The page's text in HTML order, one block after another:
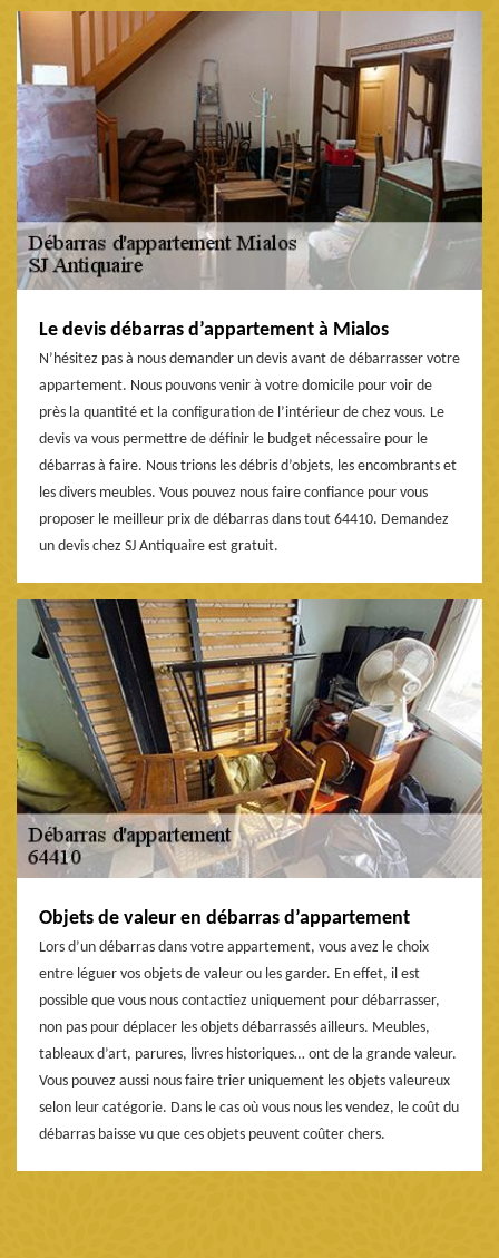
Le devis débarras d’appartement à Mialos
N’hésitez pas à nous demander un devis avant de débarrasser votre
appartement. Nous pouvons venir à votre domicile pour voir de
près la quantité et la configuration de l’intérieur de chez vous. Le
devis va vous permettre de définir le budget nécessaire pour le
débarras à faire. Nous trions les débris d’objets, les encombrants et
les divers meubles. Vous pouvez nous faire confiance pour vous
proposer le meilleur prix de débarras dans tout 64410. Demandez
un devis chez SJ Antiquaire est gratuit.
Objets de valeur en débarras d’appartement
Lors d’un débarras dans votre appartement, vous avez le choix
entre léguer vos objets de valeur ou les garder. En effet, il est
possible que vous nous contactiez uniquement pour débarrasser,
non pas pour déplacer les objets débarrassés ailleurs. Meubles,
tableaux d’art, parures, livres historiques… ont de la grande valeur.
Vous pouvez aussi nous faire trier uniquement les objets valeureux
selon leur catégorie. Dans le cas où vous nous les vendez, le coût du
débarras baisse vu que ces objets peuvent coûter chers.